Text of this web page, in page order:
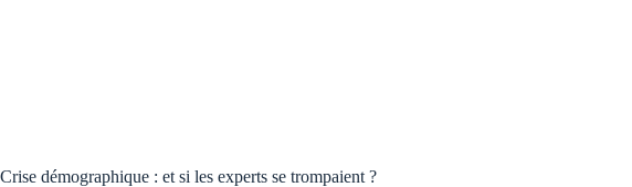
Crise démographique : et si les experts se trompaient ?